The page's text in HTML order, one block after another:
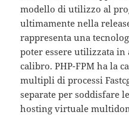
modello di utilizzo al
ultimamente nella
rappresenta una
poter essere utilizzata
calibro. PHP-FPM ha la
multipli di processi
separate per soddisfare
hosting virtuale